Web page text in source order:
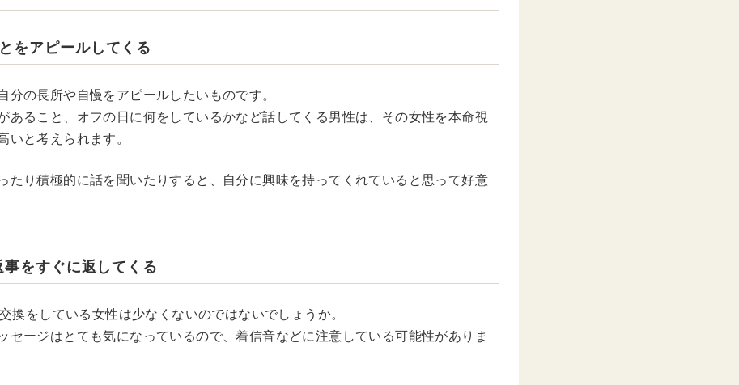
をアピールしてくる
分の長所や自慢をアピールしたいものです。
あること、オフの日に何をしているかなど話してくる男性は、その女性を本命視
いと考えられます。
たり積極的に話を聞いたりすると、自分に興味を持ってくれていると思って好意
事をすぐに返してくる
換をしている女性は少なくないのではないでしょうか。
セージはとても気になっているので、着信音などに注意している可能性がありま